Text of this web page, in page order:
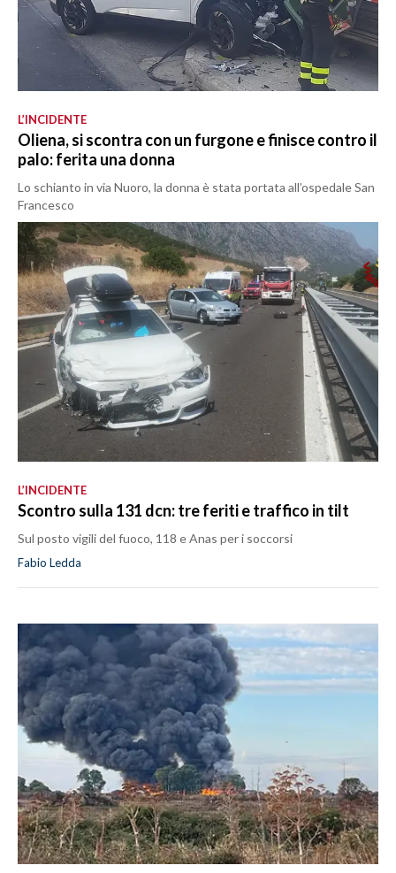
L’INCIDENTE
Oliena, si scontra con un furgone e finisce contro il
palo: ferita una donna
Lo schianto in via Nuoro, la donna è stata portata all’ospedale San
Francesco
L’INCIDENTE
Scontro sulla 131 dcn: tre feriti e traffico in tilt
Sul posto vigili del fuoco, 118 e Anas per i soccorsi
Fabio Ledda